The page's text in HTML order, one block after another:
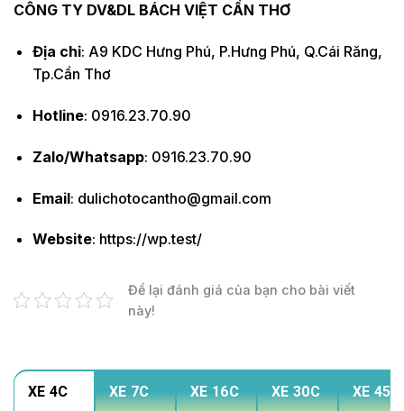
CÔNG TY DV&DL BÁCH VIỆT CẦN THƠ
Địa chỉ: A9 KDC Hưng Phú, P.Hưng Phú, Q.Cái Răng,
Tp.Cần Thơ
Hotline: 0916.23.70.90
Zalo/Whatsapp: 0916.23.70.90
Email: dulichotocantho@gmail.com
Website: https://wp.test/
Để lại đánh giá của bạn cho bài viết
này!
XE 4C XE 7C XE 16C XE 30C XE 45C